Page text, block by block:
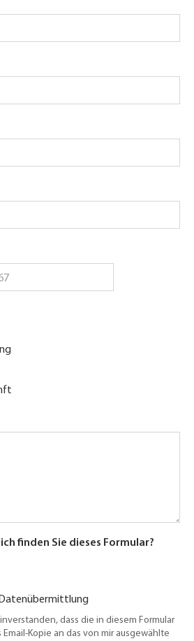
finden Sie dieses Formular?
dass die in diesem Formular
Kopie an das von mir ausgewählte